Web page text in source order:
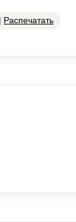
Распечатать